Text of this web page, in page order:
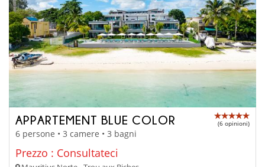
APPARTEMENT BLUE COLOR (6 opinioni)
6 persone • 3 camere • 3 bagni
Prezzo : Consultateci